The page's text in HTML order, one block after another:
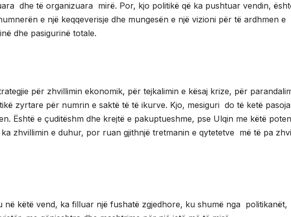
dhe të organizuara mirë. Por, kjo politikë që ka pushtuar vendin,
e një keqqeverisje dhe mungesën e një vizioni për të ardhmen e
dhe pasigurinë totale.
për zhvillimin ekonomik, për tejkalimin e kësaj krize, për
zyrtare për numrin e saktë të të ikurve. Kjo, mesiguri do të ketë
Është e çuditëshm dhe krejtë e pakuptueshme, pse Ulqin me këtë
zhvillimin e duhur, por ruan gjithnjë tretmanin e qytetetve më të pa
në këtë vend, ka filluar një fushatë zgjedhore, ku shumë nga politikanët,